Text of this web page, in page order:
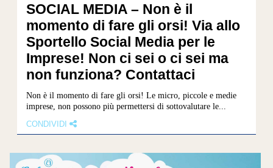
SOCIAL MEDIA – Non è il
momento di fare gli orsi! Via allo
Sportello Social Media per le
Imprese! Non ci sei o ci sei ma
non funziona? Contattaci
Non è il momento di fare gli orsi! Le micro, piccole e medie
imprese, non possono più permettersi di sottovalutare le...
CONDIVIDI